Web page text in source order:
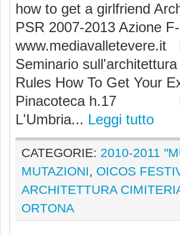
how to get a girlfriend
PSR 2007-2013 Azione
www.mediavalletevere.it
Seminario
Rules How To Get Your
Pinacoteca h.17
L'Umbria... Leggi tutto
CATEGORIE: 2010-2011
MUTAZIONI, OICOS
ARCHITETTURA
ORTONA